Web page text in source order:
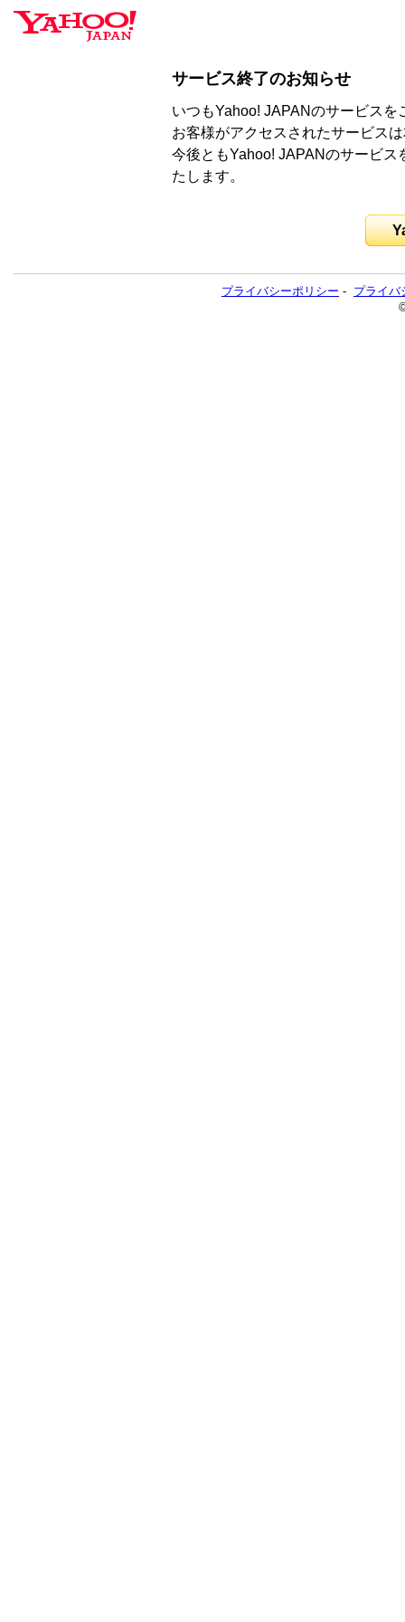
サービス終了のお知らせ
いつもYahoo! JAPANのサービス
お客様がアクセスされたサービス
今後ともYahoo! JAPANのサービ
たします。
プライバシーポリシー - プライバ